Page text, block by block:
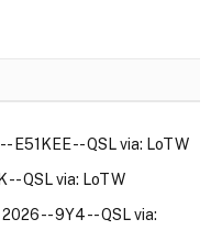
E51KEE -- QSL via: LoTW
-- QSL via: LoTW
-- 9Y4 -- QSL via: